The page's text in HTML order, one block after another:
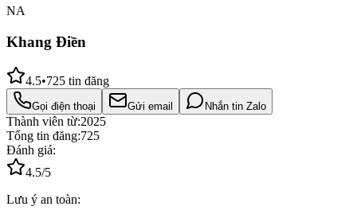
NA
Khang Điền
4.5•725 tin đăng
Gọi điện thoại Gửi email Nhắn tin Zalo
Thành viên từ:2025
Tổng tin đăng:725
Đánh giá:
4.5/5
Lưu ý an toàn: